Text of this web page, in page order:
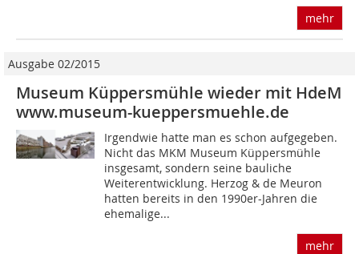
mehr
Ausgabe 02/2015
Museum Küppersmühle wieder mit HdeM
www.museum-kueppersmuehle.de
Irgendwie hatte man es schon aufgegeben.
Nicht das MKM Museum Küppersmühle
insgesamt, sondern seine bauliche
Weiterentwicklung. Herzog & de Meuron
hatten bereits in den 1990er-Jahren die
ehemalige...
mehr